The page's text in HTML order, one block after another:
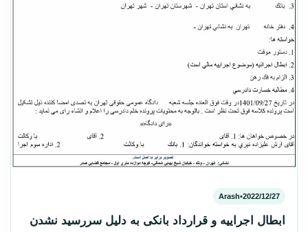
2022/12/27
•
Arash
ابطال اجراییه و قرارداد بانکی به دلیل سررسید نشدن